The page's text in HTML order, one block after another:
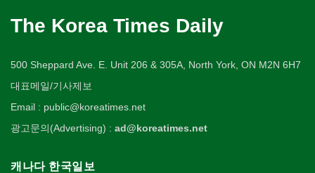
The Korea Times Daily
500 Sheppard Ave. E. Unit 206 & 305A, North York, ON M2N 6H7
대표메일/기사제보
Email : public@koreatimes.net
광고문의(Advertising) : ad@koreatimes.net
캐나다 한국일보